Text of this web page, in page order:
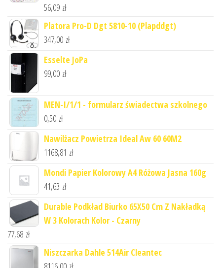
56,09 zł
Platora Pro-D Dgt 5810-10 (Plapddgt)
347,00 zł
Esselte JoPa
99,00 zł
MEN-I/1/1 - formularz świadectwa szkolnego
0,50 zł
Nawilżacz Powietrza Ideal Aw 60 60M2
1168,81 zł
Mondi Papier Kolorowy A4 Różowa Jasna 160g
41,63 zł
Durable Podkład Biurko 65X50 Cm Z Nakładką
W 3 Kolorach Kolor - Czarny
77,68 zł
Niszczarka Dahle 514Air Cleantec